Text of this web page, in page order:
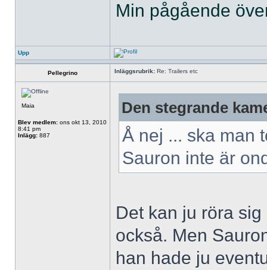
Min pågående
Upp
Pellegrino Inläggsrubrik: Re: Trailers etc
Maia
Blev medlem: ons okt 13, 2010
8:41 pm
Inlägg: 887
Den stegrande
Å nej ... ska man
Sauron inte är
Det kan ju röra
också. Men
han hade ju